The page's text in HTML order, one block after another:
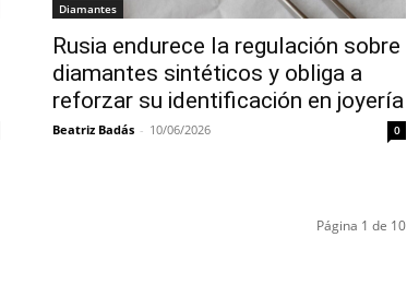
Diamantes
Rusia endurece la regulación sobre
diamantes sintéticos y obliga a
reforzar su identificación en joyería
Beatriz Badás - 10/06/2026 0
Página 1 de 10